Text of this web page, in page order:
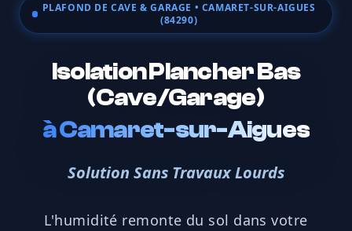
PLAFOND DE CAVE & GARAGE • CAMARET-SUR-AIGUES
(84290)
Isolation Plancher Bas
(Cave/Garage)
àCamaret-sur-Aigues
Solution Sans Travaux Lourds
L'humidité remonte du sol dans votre